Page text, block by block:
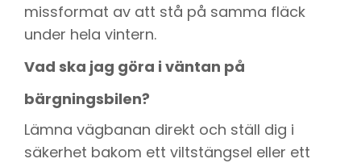
missformat av att stå på samma fläck
under hela vintern.
Vad ska jag göra i väntan på
bärgningsbilen?
Lämna vägbanan direkt och ställ dig i
säkerhet bakom ett viltstängsel eller ett